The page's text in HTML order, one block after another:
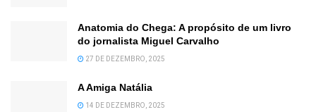
Anatomia do Chega: A propósito de um livro
do jornalista Miguel Carvalho
27 DE DEZEMBRO, 2025
A Amiga Natália
14 DE DEZEMBRO, 2025